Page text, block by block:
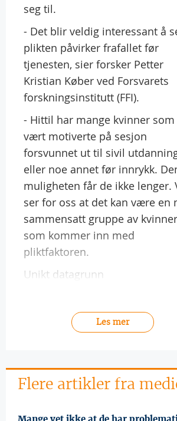
seg til.
- Det blir veldig interessant å
plikten påvirker frafallet før
tjenesten, sier forsker Petter
Kristian Køber ved Forsvarets
forskningsinstitutt (FFI).
- Hittil har mange kvinner
vært motiverte på sesjon
forsvunnet ut til sivil
eller noe annet før innrykk.
muligheten får de ikke lenger.
ser for oss at det kan være en
sammensatt gruppe av kvinner
som kommer inn med
pliktfaktoren.
Unikt datagrunn
Les mer
Flere artikler fra